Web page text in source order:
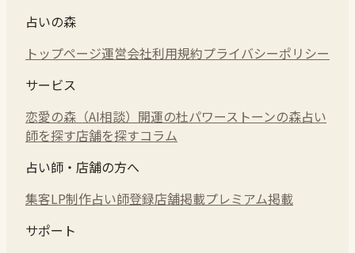
占いの森
トップページ運営会社利用規約プライバシーポリシー
サービス
恋愛の森（AI相談） 開運の杜パワーストーンの森占い
師を探す店舗を探すコラム
占い師・店舗の方へ
集客LP制作占い師登録店舗掲載プレミアム掲載
サポート